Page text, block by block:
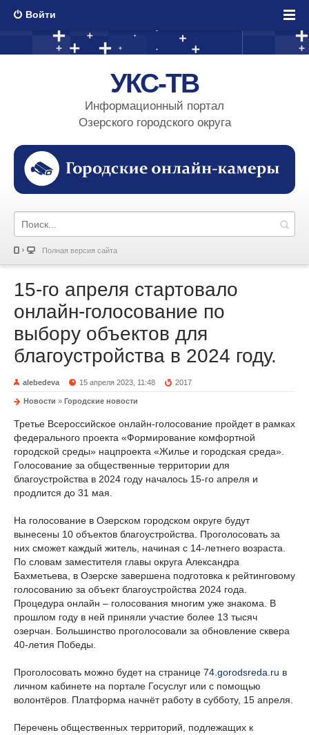
Войти
УКС-ТВ
Информационный портал
Озерского городского округа
Полная версия сайта
15-го апреля стартовало
онлайн-голосование по
выбору объектов для
благоустройства в 2024 году.
alebedeva 15 апреля 2023, 11:48 2017
Новости » Городские новости
Третье Всероссийское онлайн-голосование пройдет в рамках
федерального проекта «Формирование комфортной
городской среды» нацпроекта «Жилье и городская среда».
Голосование за общественные территории для
благоустройства в 2024 году началось 15-го апреля и
продлится до 31 мая.
На голосование в Озерском городском округе будут
вынесены 10 объектов благоустройства. Проголосовать за
них сможет каждый житель, начиная с 14-летнего возраста.
По словам заместителя главы округа Александра
Бахметьева, в Озерске завершена подготовка к рейтинговому
голосованию за объект благоустройства 2024 года.
Процедура онлайн – голосования многим уже знакома. В
прошлом году в ней приняли участие более 13 тысяч
озерчан. Большинство проголосовали за обновление сквера
40-летия Победы.
Проголосовать можно будет на странице 74.gorodsreda.ru в
личном кабинете на портале Госуслуг или с помощью
волонтёров. Платформа начнёт работу в субботу, 15 апреля.
Перечень общественных территорий, подлежащих к